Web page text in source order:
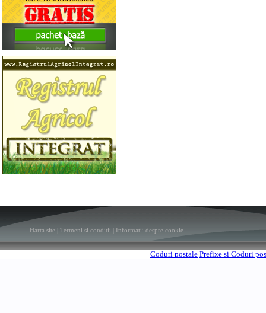
Harta site | Termeni si conditii | Informatii despre cookie
Coduri postale Prefixe si Coduri